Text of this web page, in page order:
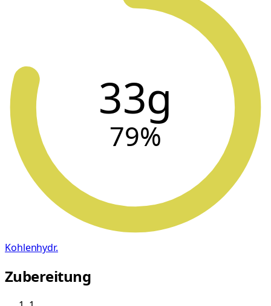
33g
79%
Kohlenhydr.
Zubereitung